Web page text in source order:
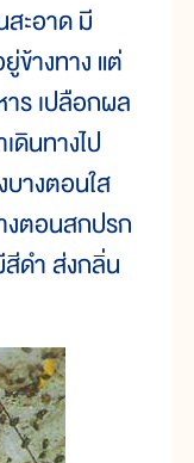
สะอาด มี
ข้างทาง แต่
ร เปลือกผล
ดินทางไป
บางตอนใส
งตอนสกปรก
ดำ ส่งกลิ่น